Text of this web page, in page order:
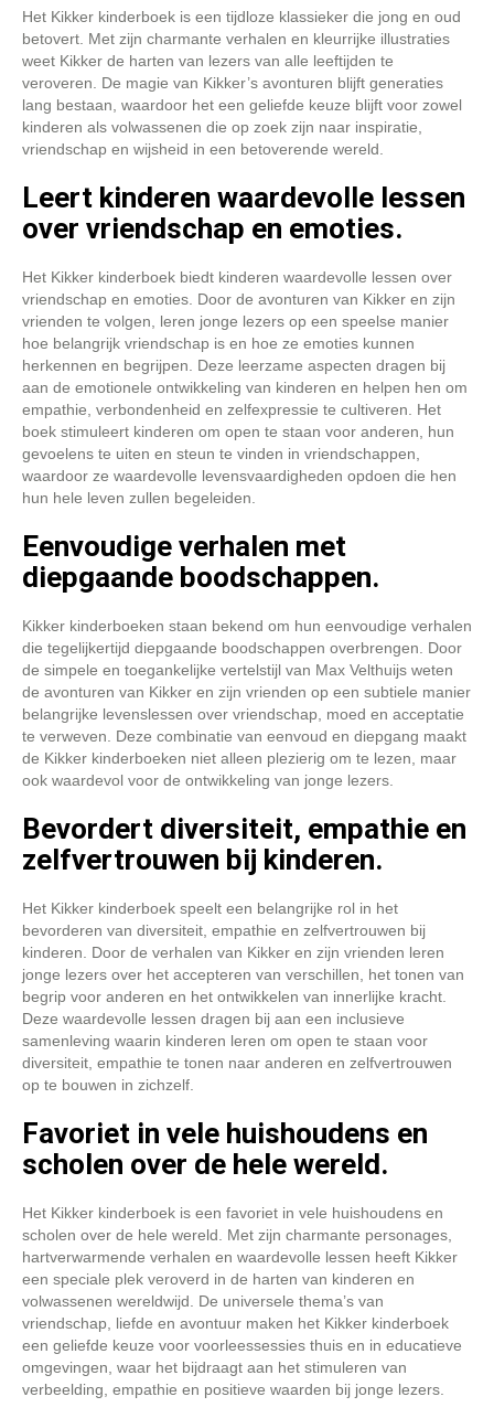
Het Kikker kinderboek is een tijdloze klassieker die jong en oud
betovert. Met zijn charmante verhalen en kleurrijke illustraties
weet Kikker de harten van lezers van alle leeftijden te
veroveren. De magie van Kikker’s avonturen blijft generaties
lang bestaan, waardoor het een geliefde keuze blijft voor zowel
kinderen als volwassenen die op zoek zijn naar inspiratie,
vriendschap en wijsheid in een betoverende wereld.
Leert kinderen waardevolle lessen
over vriendschap en emoties.
Het Kikker kinderboek biedt kinderen waardevolle lessen over
vriendschap en emoties. Door de avonturen van Kikker en zijn
vrienden te volgen, leren jonge lezers op een speelse manier
hoe belangrijk vriendschap is en hoe ze emoties kunnen
herkennen en begrijpen. Deze leerzame aspecten dragen bij
aan de emotionele ontwikkeling van kinderen en helpen hen om
empathie, verbondenheid en zelfexpressie te cultiveren. Het
boek stimuleert kinderen om open te staan voor anderen, hun
gevoelens te uiten en steun te vinden in vriendschappen,
waardoor ze waardevolle levensvaardigheden opdoen die hen
hun hele leven zullen begeleiden.
Eenvoudige verhalen met
diepgaande boodschappen.
Kikker kinderboeken staan bekend om hun eenvoudige verhalen
die tegelijkertijd diepgaande boodschappen overbrengen. Door
de simpele en toegankelijke vertelstijl van Max Velthuijs weten
de avonturen van Kikker en zijn vrienden op een subtiele manier
belangrijke levenslessen over vriendschap, moed en acceptatie
te verweven. Deze combinatie van eenvoud en diepgang maakt
de Kikker kinderboeken niet alleen plezierig om te lezen, maar
ook waardevol voor de ontwikkeling van jonge lezers.
Bevordert diversiteit, empathie en
zelfvertrouwen bij kinderen.
Het Kikker kinderboek speelt een belangrijke rol in het
bevorderen van diversiteit, empathie en zelfvertrouwen bij
kinderen. Door de verhalen van Kikker en zijn vrienden leren
jonge lezers over het accepteren van verschillen, het tonen van
begrip voor anderen en het ontwikkelen van innerlijke kracht.
Deze waardevolle lessen dragen bij aan een inclusieve
samenleving waarin kinderen leren om open te staan voor
diversiteit, empathie te tonen naar anderen en zelfvertrouwen
op te bouwen in zichzelf.
Favoriet in vele huishoudens en
scholen over de hele wereld.
Het Kikker kinderboek is een favoriet in vele huishoudens en
scholen over de hele wereld. Met zijn charmante personages,
hartverwarmende verhalen en waardevolle lessen heeft Kikker
een speciale plek veroverd in de harten van kinderen en
volwassenen wereldwijd. De universele thema’s van
vriendschap, liefde en avontuur maken het Kikker kinderboek
een geliefde keuze voor voorleessessies thuis en in educatieve
omgevingen, waar het bijdraagt aan het stimuleren van
verbeelding, empathie en positieve waarden bij jonge lezers.